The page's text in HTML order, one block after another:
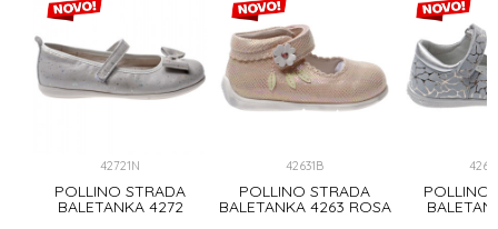
42721N
POLLINO STRADA
BALETANKA 4272
42631B
POLLINO STRADA
BALETANKA 4263 ROSA
POLLINO